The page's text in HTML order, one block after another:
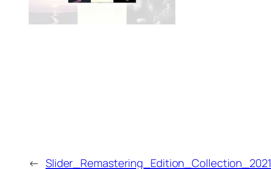
← Slider_Remastering_Edition_Collection_2021